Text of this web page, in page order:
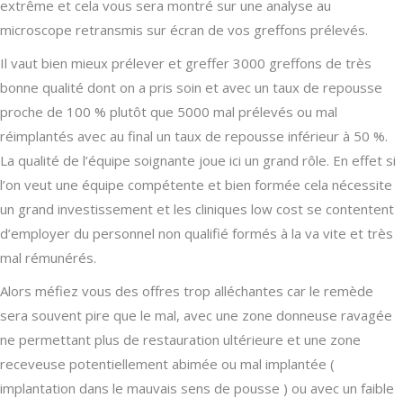
extrême et cela vous sera montré sur une analyse au
microscope retransmis sur écran de vos greffons prélevés.
Il vaut bien mieux prélever et greffer 3000 greffons de très
bonne qualité dont on a pris soin et avec un taux de repousse
proche de 100 % plutôt que 5000 mal prélevés ou mal
réimplantés avec au final un taux de repousse inférieur à 50 %.
La qualité de l’équipe soignante joue ici un grand rôle. En effet si
l’on veut une équipe compétente et bien formée cela nécessite
un grand investissement et les cliniques low cost se contentent
d’employer du personnel non qualifié formés à la va vite et très
mal rémunérés.
Alors méfiez vous des offres trop alléchantes car le remède
sera souvent pire que le mal, avec une zone donneuse ravagée
ne permettant plus de restauration ultérieure et une zone
receveuse potentiellement abimée ou mal implantée (
implantation dans le mauvais sens de pousse ) ou avec un faible